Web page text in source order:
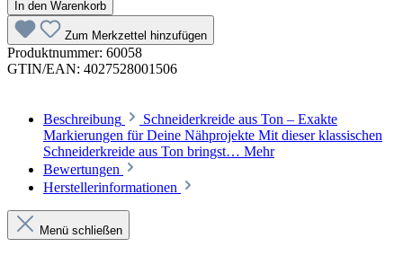
In den Warenkorb
Zum Merkzettel hinzufügen
Produktnummer: 60058
GTIN/EAN: 4027528001506
Beschreibung
Schneiderkreide aus Ton – Exakte
Markierungen für Deine Nähprojekte Mit dieser klassischen
Schneiderkreide aus Ton bringst… Mehr
Bewertungen
Herstellerinformationen
Menü schließen